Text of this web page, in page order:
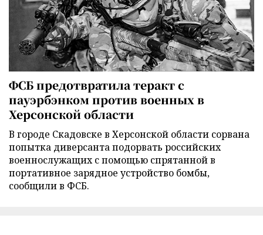
ФСБ предотвратила теракт с
пауэрбэнком против военных в
Херсонской области
В городе Скадовске в Херсонской области сорвана
попытка диверсанта подорвать российских
военнослужащих с помощью спрятанной в
портативное зарядное устройство бомбы,
сообщили в ФСБ.